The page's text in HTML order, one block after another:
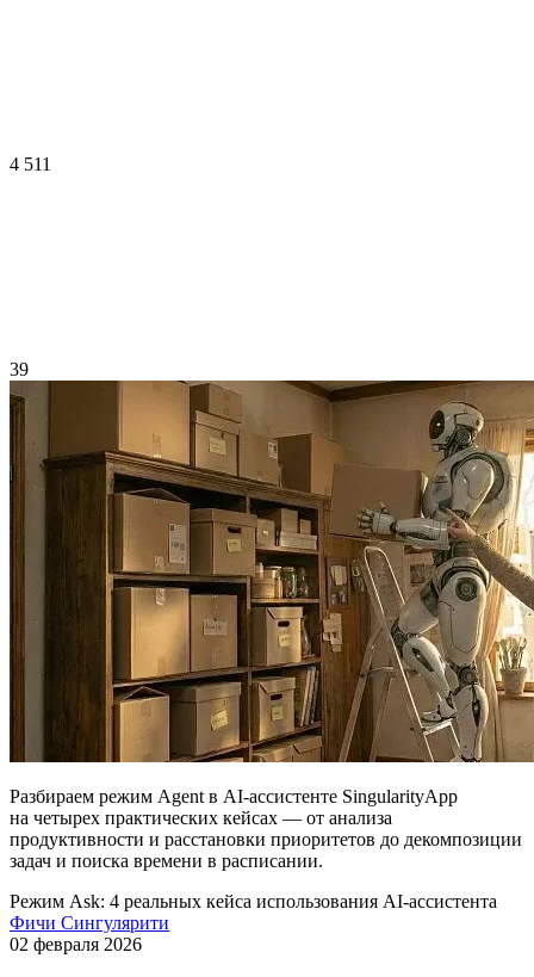
4 511
39
Разбираем режим Agent в AI-ассистенте SingularityApp
на четырех практических кейсах — от анализа
продуктивности и расстановки приоритетов до декомпозиции
задач и поиска времени в расписании.
Режим Ask: 4 реальных кейса использования AI-ассистента
Фичи Сингулярити
02 февраля 2026